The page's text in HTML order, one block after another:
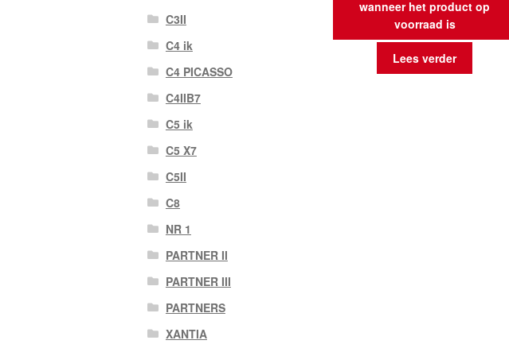
wanneer het product op
voorraad is
Lees verder
C3II
C4 ik
C4 PICASSO
C4IIB7
C5 ik
C5 X7
C5II
C8
NR 1
PARTNER II
PARTNER III
PARTNERS
XANTIA